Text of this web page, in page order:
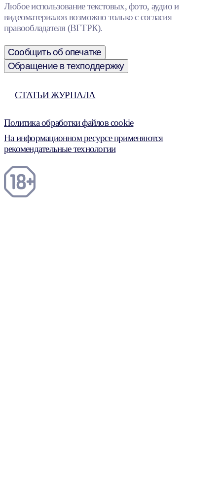
Любое использование текстовых, фото, аудио и
видеоматериалов возможно только с согласия
правообладателя (ВГТРК).
Сообщить об опечатке
Обращение в техподдержку
СТАТЬИ ЖУРНАЛА
Политика обработки файлов cookie
На информационном ресурсе применяются
рекомендательные технологии